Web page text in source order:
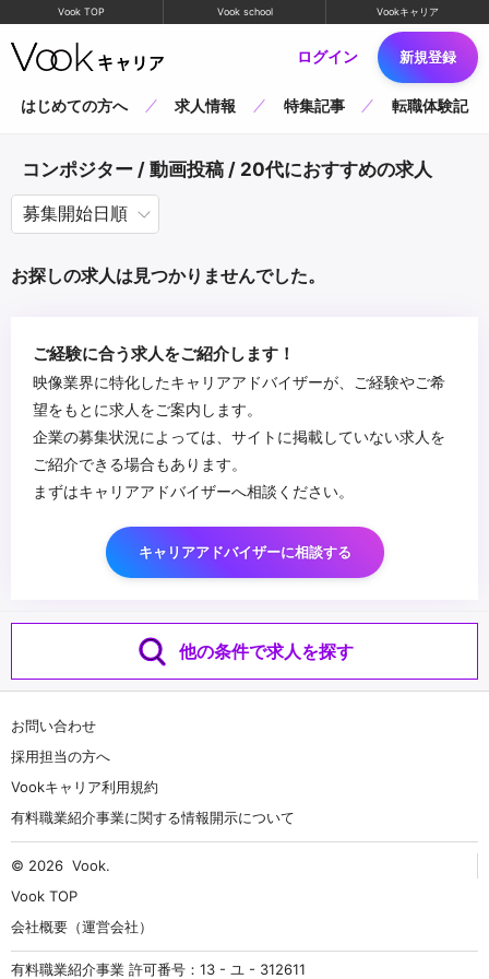
Vook TOP Vook school Vookキャリア
ログイン 新規登録
はじめての方へ 求人情報 特集記事 転職体験記
コンポジター / 動画投稿 / 20代におすすめの求人
お探しの求人は見つかりませんでした。
ご経験に合う求人をご紹介します！
映像業界に特化したキャリアアドバイザーが、ご経験やご希
望をもとに求人をご案内します。
企業の募集状況によっては、サイトに掲載していない求人を
ご紹介できる場合もあります。
まずはキャリアアドバイザーへ相談ください。
キャリアアドバイザーに相談する
他の条件で求人を探す
お問い合わせ
採用担当の方へ
Vookキャリア利用規約
有料職業紹介事業に関する情報開示について
© 2026 Vook.
Vook TOP
会社概要（運営会社）
有料職業紹介事業 許可番号：13 - ユ - 312611